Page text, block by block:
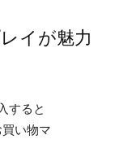
イが魅力